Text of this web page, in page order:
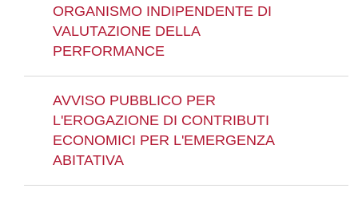
ORGANISMO INDIPENDENTE DI
VALUTAZIONE DELLA
PERFORMANCE
AVVISO PUBBLICO PER
L'EROGAZIONE DI CONTRIBUTI
ECONOMICI PER L'EMERGENZA
ABITATIVA